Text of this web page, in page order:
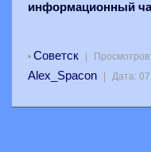
информационный
• Советск Просмотров:
Alex_Spacon Дата: